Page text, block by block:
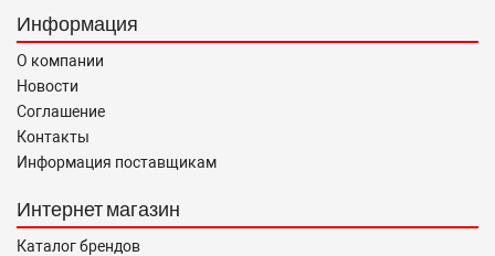
Информация
О компании
Новости
Соглашение
Контакты
Информация поставщикам
Интернет магазин
Каталог брендов